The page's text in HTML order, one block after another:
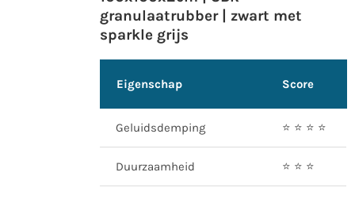
granulaatrubber | zwart met
sparkle grijs
Eigenschap Score
Geluidsdemping ⭐️ ⭐️ ⭐️ ⭐️
Duurzaamheid ⭐️ ⭐️ ⭐️